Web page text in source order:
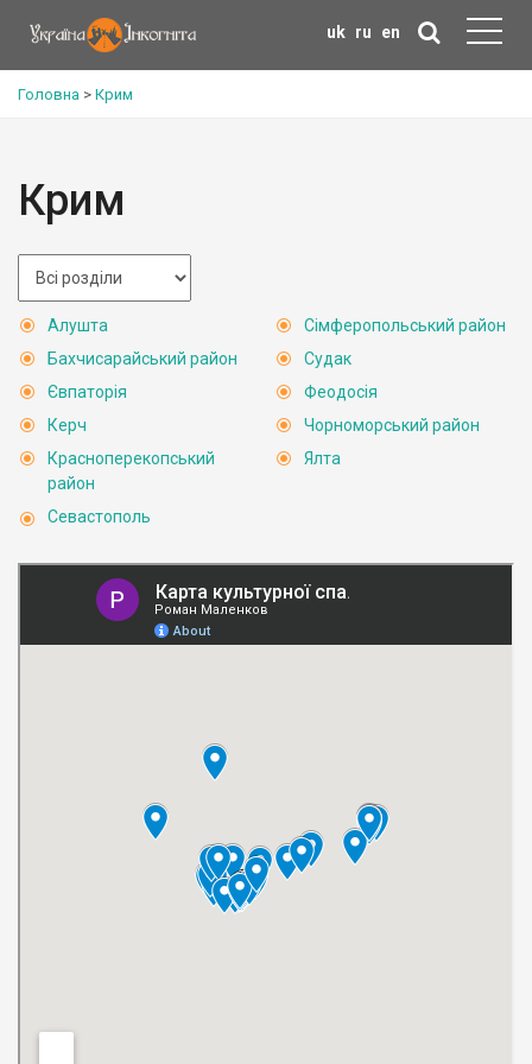
uk ru en
Головна > Крим
Крим
Алушта
Бахчисарайський район
Євпаторія
Керч
Красноперекопський
район
Севастополь
Сімферопольський район
Судак
Феодосія
Чорноморський район
Ялта